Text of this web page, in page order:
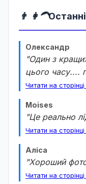
👨 👩‍🦱
Олександр
"Один з
цього часу....
Читати на
Moises
"Це реально
Читати на
Аліса
"Хороший
Читати на